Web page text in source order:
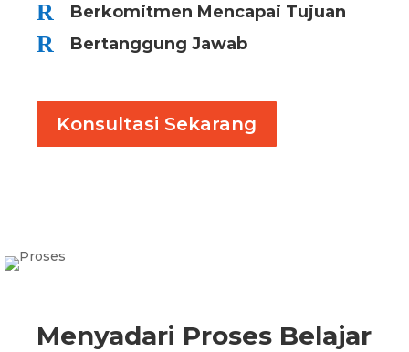
R Berkomitmen Mencapai Tujuan
R Bertanggung Jawab
Konsultasi Sekarang
Menyadari Proses Belajar